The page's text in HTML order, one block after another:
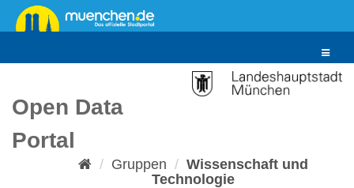
Überspringen
zum
Toggle
Open Data
Portal
Gruppen
Wissenschaft und
Technologie